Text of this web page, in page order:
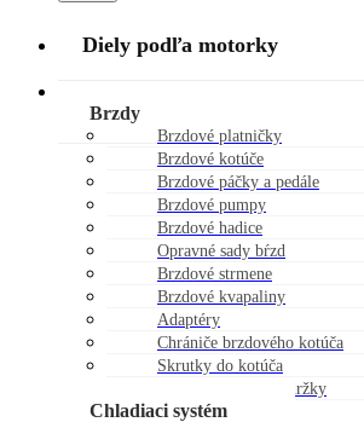
Diely podľa motorky
Brzdy
Brzdové platničky
Brzdové kotúče
Brzdové páčky a pedále
Brzdové pumpy
Brzdové hadice
Opravné sady bŕzd
Brzdové strmene
Brzdové kvapaliny
Adaptéry
Chrániče brzdového kotúča
Skrutky do kotúča
Viečka brzdovej nádržky
Chladiaci systém